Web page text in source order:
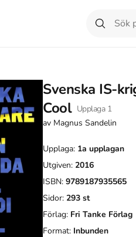
Svenska IS-
Cool Upplaga 1
av Magnus Sandelin
Upplaga: 1a upplagan
Utgiven: 2016
ISBN: 9789187935565
Sidor: 293 st
Förlag: Fri Tanke Förlag
Format: Inbunden